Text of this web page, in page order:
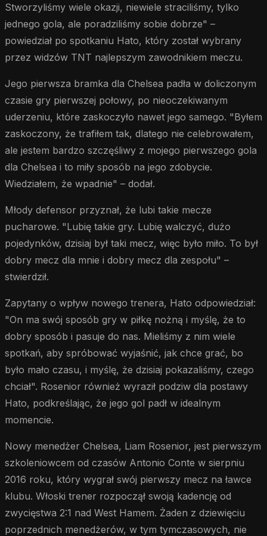
Stworzyliśmy wiele okazji, niewiele straciliśmy, tylko
jednego gola, ale poradziliśmy sobie dobrze" –
powiedział po spotkaniu Hato, który został wybrany
przez widzów TNT najlepszym zawodnikiem meczu.
Jego pierwsza bramka dla Chelsea padła w doliczonym
czasie gry pierwszej połowy, po nieoczekiwanym
uderzeniu, które zaskoczyło nawet jego samego. "Byłem
zaskoczony, że trafiłem tak, dlatego nie celebrowałem,
ale jestem bardzo szczęśliwy z mojego pierwszego gola
dla Chelsea i to miły sposób na jego zdobycie.
Wiedziałem, że wpadnie" – dodał.
Młody defensor przyznał, że lubi takie mecze
pucharowe. "Lubię takie gry. Lubię walczyć, dużo
pojedynków, dzisiaj był taki mecz, więc było miło. To był
dobry mecz dla mnie i dobry mecz dla zespołu" –
stwierdził.
Zapytany o wpływ nowego trenera, Hato odpowiedział:
"On ma swój sposób gry w piłkę nożną i myślę, że to
dobry sposób i pasuje do nas. Mieliśmy z nim wiele
spotkań, aby spróbować wyjaśnić, jak chce grać, bo
było mało czasu, i myślę, że dzisiaj pokazaliśmy, czego
chciał". Rosenior również wyraził podziw dla postawy
Hato, podkreślając, że jego gol padł w idealnym
momencie.
Nowy menedżer Chelsea, Liam Rosenior, jest pierwszym
szkoleniowcem od czasów Antonio Conte w sierpniu
2016 roku, który wygrał swój pierwszy mecz na ławce
klubu. Włoski trener rozpoczął swoją kadencję od
zwycięstwa 2:1 nad West Hamem. Żaden z dziewięciu
poprzednich menedżerów, w tym tymczasowych, nie